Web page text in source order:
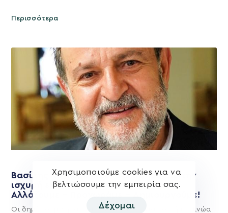
Περισσότερα
Βασίλης Κεγκέρογλου: Θα τιμήσουμε την
ισχυρή εντολή των συνδημοτών μας.
Αλλάζουμε – Προχωράμε – Δημιουργούμε!
Οι δημότες μίλησαν και αποφάσισαν για το Δήμο Μινώα
Χρησιμοποιούμε cookies για να
βελτιώσουμε την εμπειρία σας.
Δέχομαι